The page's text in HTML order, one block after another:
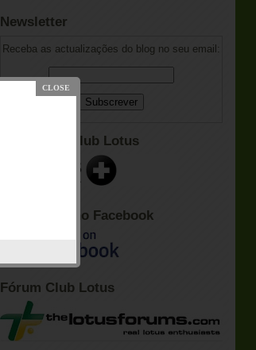
Newsletter
Receba as actualizações do blog no seu email:
Adesão ao Club Lotus
Club Lotus no Facebook
Fórum Club Lotus